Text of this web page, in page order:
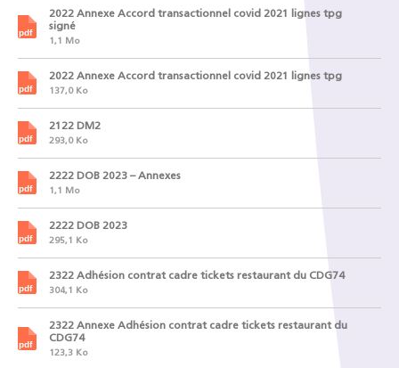
2022 Annexe Accord transactionnel covid 2021 lignes tpg
signé
1,1 Mo
2022 Annexe Accord transactionnel covid 2021 lignes tpg
137,0 Ko
2122 DM2
293,0 Ko
2222 DOB 2023 – Annexes
1,1 Mo
2222 DOB 2023
295,1 Ko
2322 Adhésion contrat cadre tickets restaurant du CDG74
304,1 Ko
2322 Annexe Adhésion contrat cadre tickets restaurant du
CDG74
123,3 Ko